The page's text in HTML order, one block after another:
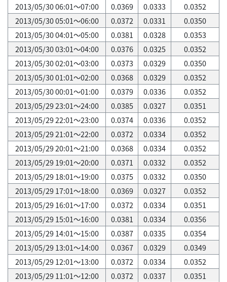
2013/05/30 06:01～07:00
0.0369 0.0333
0.0352
2013/05/30 05:01～06:00
0.0372 0.0331
0.0350
2013/05/30 04:01～05:00
0.0381 0.0328
0.0353
2013/05/30 03:01～04:00
0.0376 0.0325
0.0352
2013/05/30 02:01～03:00
0.0373 0.0329
0.0350
2013/05/30 01:01～02:00
0.0368 0.0329
0.0352
2013/05/30 00:01～01:00
0.0379 0.0336
0.0352
2013/05/29 23:01～24:00
0.0385 0.0327
0.0351
2013/05/29 22:01～23:00
0.0374 0.0336
0.0352
2013/05/29 21:01～22:00
0.0372 0.0334
0.0352
2013/05/29 20:01～21:00
0.0368 0.0334
0.0352
2013/05/29 19:01～20:00
0.0371 0.0332
0.0352
2013/05/29 18:01～19:00
0.0375 0.0332
0.0350
2013/05/29 17:01～18:00
0.0369 0.0327
0.0352
2013/05/29 16:01～17:00
0.0372 0.0334
0.0351
2013/05/29 15:01～16:00
0.0381 0.0334
0.0356
2013/05/29 14:01～15:00
0.0387 0.0335
0.0354
2013/05/29 13:01～14:00
0.0367 0.0329
0.0349
2013/05/29 12:01～13:00
0.0372 0.0334
0.0352
2013/05/29 11:01～12:00
0.0372 0.0337
0.0351